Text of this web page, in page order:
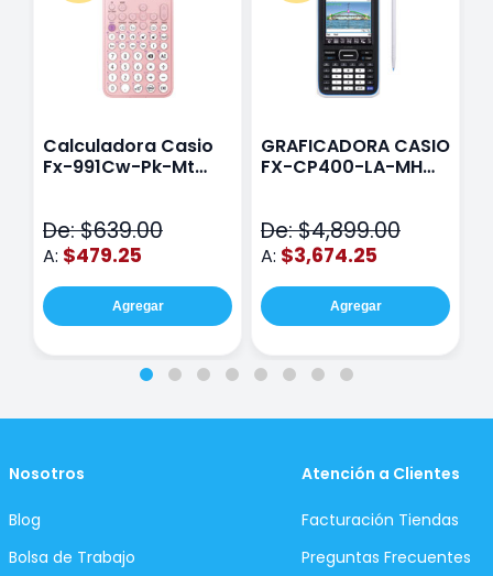
Calculadora Casio
Fx-991Cw-Pk-Mt
De: $639.00
A: $479.25
Agregar
GRAFICADORA CASIO
FX-CP400-LA-MH
De: $4,899.00
A: $3,674.25
Agregar
Nosotros
Blog
Bolsa de Trabajo
Atención a Clientes
Facturación Tiendas
Preguntas Frecuentes